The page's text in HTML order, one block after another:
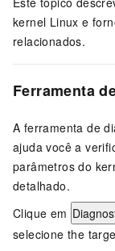
kernel Linux e
relacionados.
Ferramenta
A ferramenta de
ajuda você a
parâmetros do
detalhado.
Clique em
selecione the